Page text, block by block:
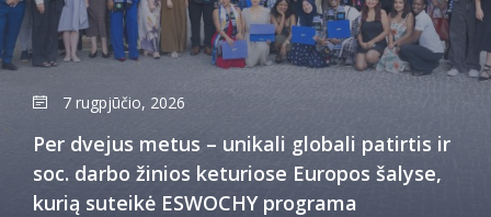
7 rugpjūčio, 2026
Per dvejus metus – unikali globali patirtis ir
soc. darbo žinios keturiose Europos šalyse,
kurią suteikė ESWOCHY programa